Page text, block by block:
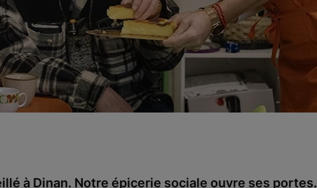
à Dinan. Notre épicerie sociale ouvre ses portes.